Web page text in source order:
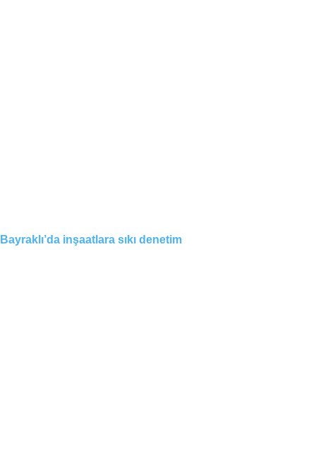
Bayraklı’da inşaatlara sıkı denetim